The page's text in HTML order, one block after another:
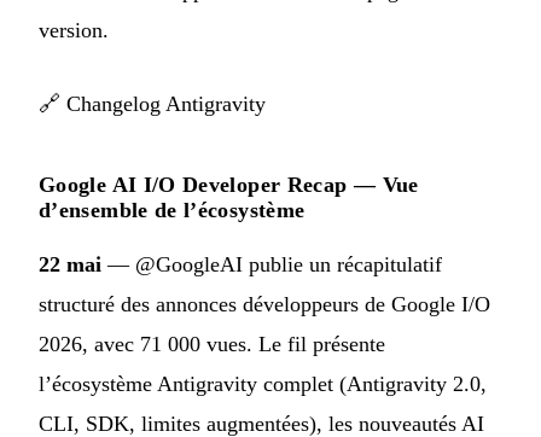
version.
🔗 Changelog Antigravity
Google AI I/O Developer Recap — Vue
d’ensemble de l’écosystème
22 mai — @GoogleAI publie un récapitulatif
structuré des annonces développeurs de Google I/O
2026, avec 71 000 vues. Le fil présente
l’écosystème Antigravity complet (Antigravity 2.0,
CLI, SDK, limites augmentées), les nouveautés AI